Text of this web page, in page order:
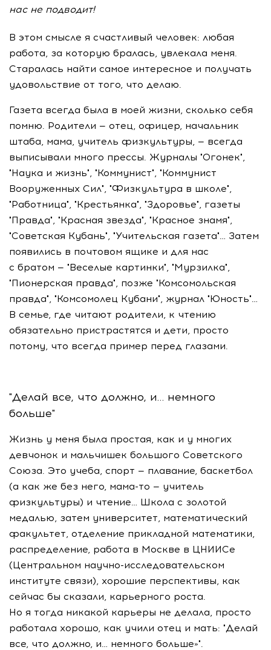
нас не подводит!
В этом смысле я счастливый человек: любая
работа, за которую бралась, увлекала меня.
Старалась найти самое интересное и получать
удовольствие от того, что делаю.
Газета всегда была в моей жизни, сколько себя
помню. Родители — отец, офицер, начальник
штаба, мама, учитель физкультуры, — всегда
выписывали много прессы. Журналы "Огонек",
"Наука и жизнь", "Коммунист", "Коммунист
Вооруженных Сил", "Физкультура в школе",
"Работница", "Крестьянка", "Здоровье", газеты
"Правда", "Красная звезда", "Красное знамя",
"Советская Кубань", "Учительская газета"… Затем
появились в почтовом ящике и для нас
с братом — "Веселые картинки", "Мурзилка",
"Пионерская правда", позже "Комсомольская
правда", "Комсомолец Кубани", журнал "Юность"…
В семье, где читают родители, к чтению
обязательно пристрастятся и дети, просто
потому, что всегда пример перед глазами.
"Делай все, что должно, и… немного
больше"
Жизнь у меня была простая, как и у многих
девчонок и мальчишек большого Советского
Союза. Это учеба, спорт — плавание, баскетбол
(а как же без него, мама-то — учитель
физкультуры) и чтение… Школа с золотой
медалью, затем университет, математический
факультет, отделение прикладной математики,
распределение, работа в Москве в ЦНИИСе
(Центральном научно-исследовательском
институте связи), хорошие перспективы, как
сейчас бы сказали, карьерного роста.
Но я тогда никакой карьеры не делала, просто
работала хорошо, как учили отец и мать: "Делай
все, что должно, и… немного больше»".